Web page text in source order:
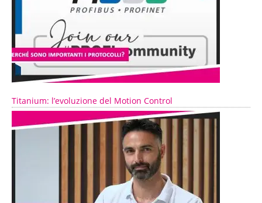
Titanium: l’evoluzione del Motion Control